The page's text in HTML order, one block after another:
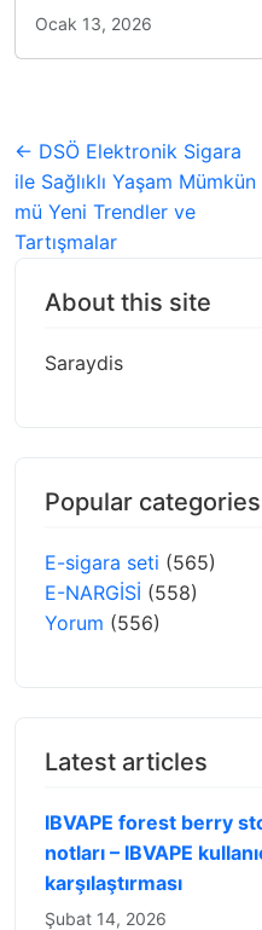
Ocak 13, 2026
← DSÖ Elektronik Sigara
ile Sağlıklı Yaşam Mümkün
mü Yeni Trendler ve
Tartışmalar
About this site
Saraydis
Popular categories
E-sigara seti (565)
E-NARGİSİ (558)
Yorum (556)
Latest articles
IBVAPE forest berry
notları – IBVAPE
karşılaştırması
Şubat 14, 2026